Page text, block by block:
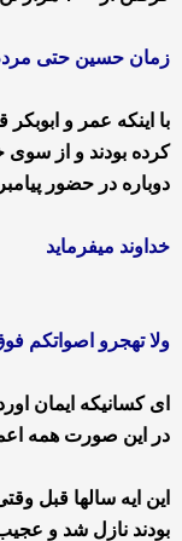
زمان حسین حتی
با اینکه عمر و ابوبکر
کرده بودند و از سوی
دوباره در حضور
خداوند میفرماید
ولا تهجرو اصواتکم
ای کسانیکه ایمان
در این صورت همه
این ایه سالها قبل
بودند نازل شد و